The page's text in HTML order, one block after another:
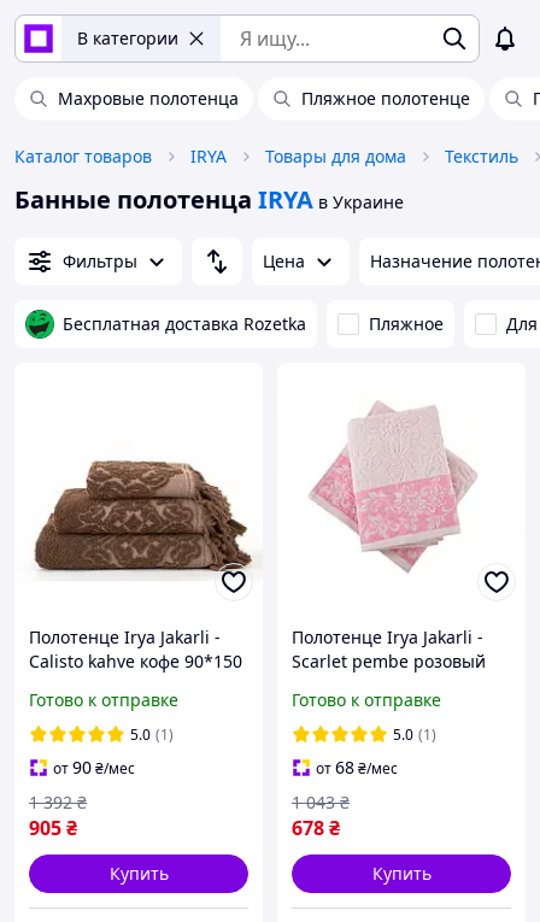
В категории
Махровые полотенца Пляжное полотенце
Каталог товаров IRYA Товары для дома Текстиль
Банные полотенца IRYA в Украине
Фильтры Цена Назначение
Бесплатная доставка Rozetka Пляжное
Полотенце Irya Jakarli -
Calisto kahve кофе 90*150
Готово к отправке
5.0 (1)
от90₴/мес
905₴
1 392 ₴
Купить
Полотенце Irya Jakarli -
Scarlet pembe розовый
Готово к отправке
5.0 (1)
от68₴/мес
678₴
1 043 ₴
Купить